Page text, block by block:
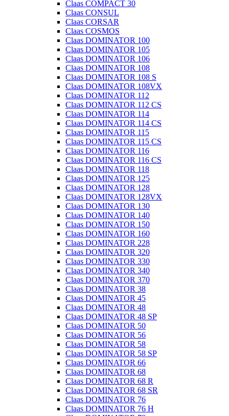
Claas COMPACT 30
Claas CONSUL
Claas CORSAR
Claas COSMOS
Claas DOMINATOR 100
Claas DOMINATOR 105
Claas DOMINATOR 106
Claas DOMINATOR 108
Claas DOMINATOR 108 S
Claas DOMINATOR 108VX
Claas DOMINATOR 112
Claas DOMINATOR 112 CS
Claas DOMINATOR 114
Claas DOMINATOR 114 CS
Claas DOMINATOR 115
Claas DOMINATOR 115 CS
Claas DOMINATOR 116
Claas DOMINATOR 116 CS
Claas DOMINATOR 118
Claas DOMINATOR 125
Claas DOMINATOR 128
Claas DOMINATOR 128VX
Claas DOMINATOR 130
Claas DOMINATOR 140
Claas DOMINATOR 150
Claas DOMINATOR 160
Claas DOMINATOR 228
Claas DOMINATOR 320
Claas DOMINATOR 330
Claas DOMINATOR 340
Claas DOMINATOR 370
Claas DOMINATOR 38
Claas DOMINATOR 45
Claas DOMINATOR 48
Claas DOMINATOR 48 SP
Claas DOMINATOR 50
Claas DOMINATOR 56
Claas DOMINATOR 58
Claas DOMINATOR 58 SP
Claas DOMINATOR 66
Claas DOMINATOR 68
Claas DOMINATOR 68 R
Claas DOMINATOR 68 SR
Claas DOMINATOR 76
Claas DOMINATOR 76 H